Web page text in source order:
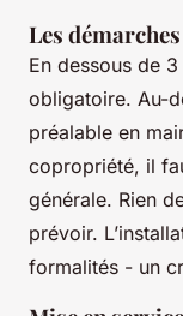
Les
En dessous de
obligatoire. Au-
préalable en
copropriété, il
générale. Rien
prévoir.
formalités - un